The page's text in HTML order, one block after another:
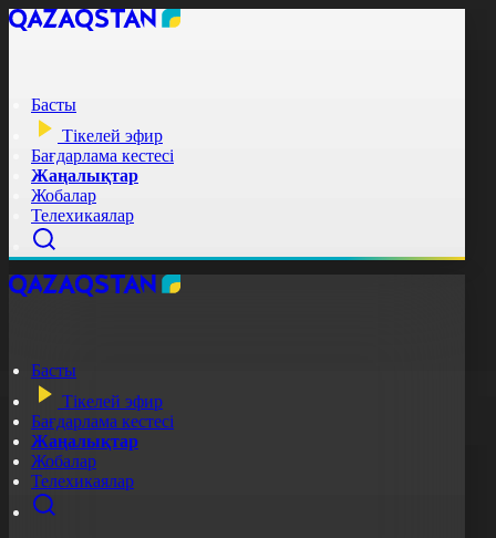
Басты
Тікелей эфир
Бағдарлама кестесі
Жаңалықтар
Жобалар
Телехикаялар
Басты
Тікелей эфир
Бағдарлама кестесі
Жаңалықтар
Жобалар
Телехикаялар